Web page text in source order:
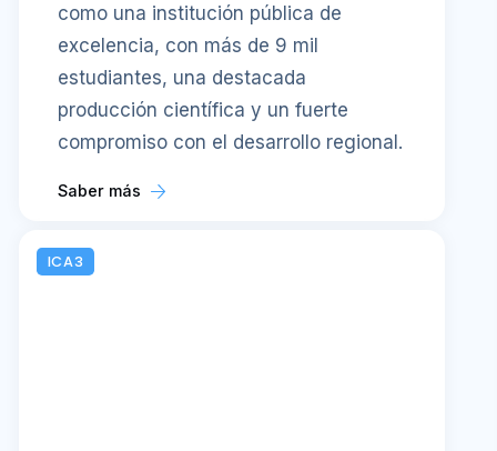
como una institución pública de
excelencia, con más de 9 mil
estudiantes, una destacada
producción científica y un fuerte
compromiso con el desarrollo regional.
Saber más
ICA3